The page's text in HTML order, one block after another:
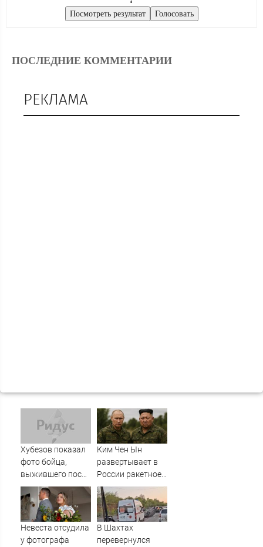
ПОСЛЕДНИЕ КОММЕНТАРИИ
РЕКЛАМА
Хубезов показал
фото бойца,
выжившего после
медведя и молнии
Ким Чен Ын
развертывает в
России ракетное
подразделение
для нанесения
ударов по
Украине
Невеста отсудила
у фотографа
В Шахтах
перевернулся